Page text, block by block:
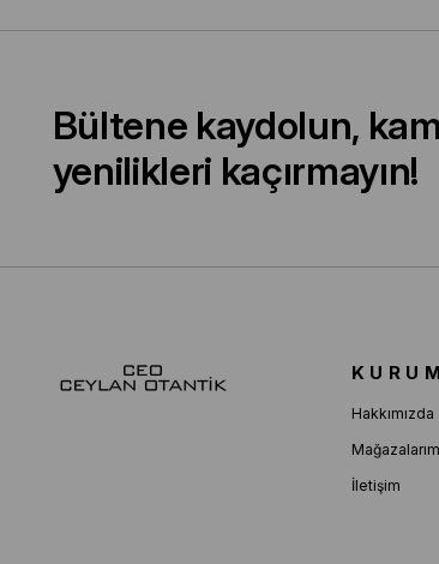
Bültene kaydolun,
yenilikleri kaçırmayın!
Hakkımızda
İletişim